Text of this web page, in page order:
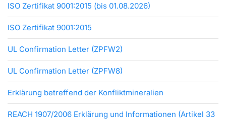
ISO Zertifikat 9001:2015 (bis 01.08.2026)
ISO Zertifikat 9001:2015
UL Confirmation Letter (ZPFW2)
UL Confirmation Letter (ZPFW8)
Erklärung betreffend der Konfliktmineralien
REACH 1907/2006 Erklärung und Informationen (Artikel 33